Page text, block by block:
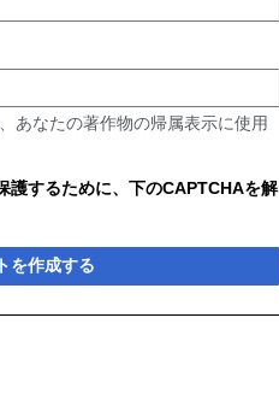
あなたの著作物の帰属表示に使用
護するために、下のCAPTCHAを解
を作成する